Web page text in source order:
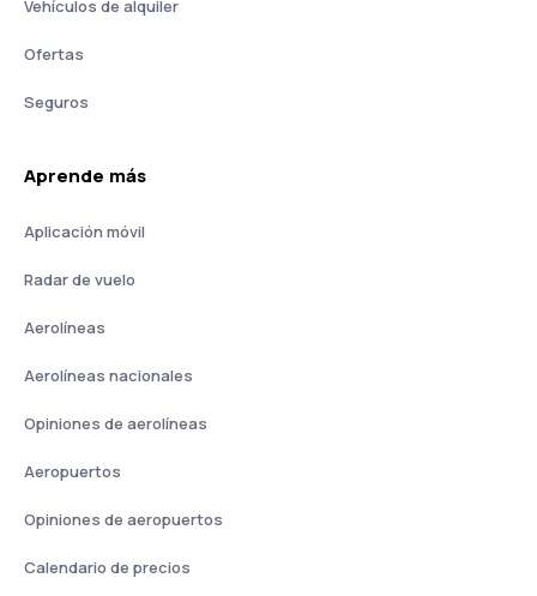
Vehículos de alquiler
Ofertas
Seguros
Aprende más
Aplicación móvil
Radar de vuelo
Aerolíneas
Aerolíneas nacionales
Opiniones de aerolíneas
Aeropuertos
Opiniones de aeropuertos
Calendario de precios